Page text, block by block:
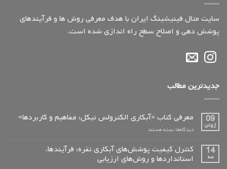
سایت متال فینیشینگ ایران با هدف معرفی روش ها و فرآیندهای
پوشش دهی و اصلاح سطح راه اندازی شده است.
جدیدترین مطالب
09
ژوئن
معرفی کتاب «آبکاری الکترولس نیکل: مفاهیم و کاربردها»
دیدگاه‌ها برای
کتاب
«آبکاری
الکترولس
بسته هستند
14
مه
کنترل کیفیت پوشش‌های آبکاری نقره: فرآیندها،
استانداردها و روش‌های ارزیابی